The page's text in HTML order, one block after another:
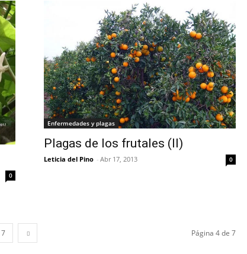
0
Enfermedades y plagas
Plagas de los frutales (II)
Leticia del Pino - Abr 17, 2013 0
7 Página 4 de 7